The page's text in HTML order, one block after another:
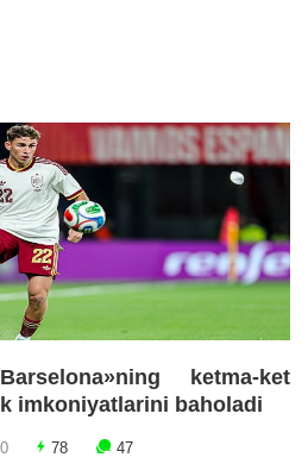
ketma-ket
imkoniyatlarini baholadi
78 47